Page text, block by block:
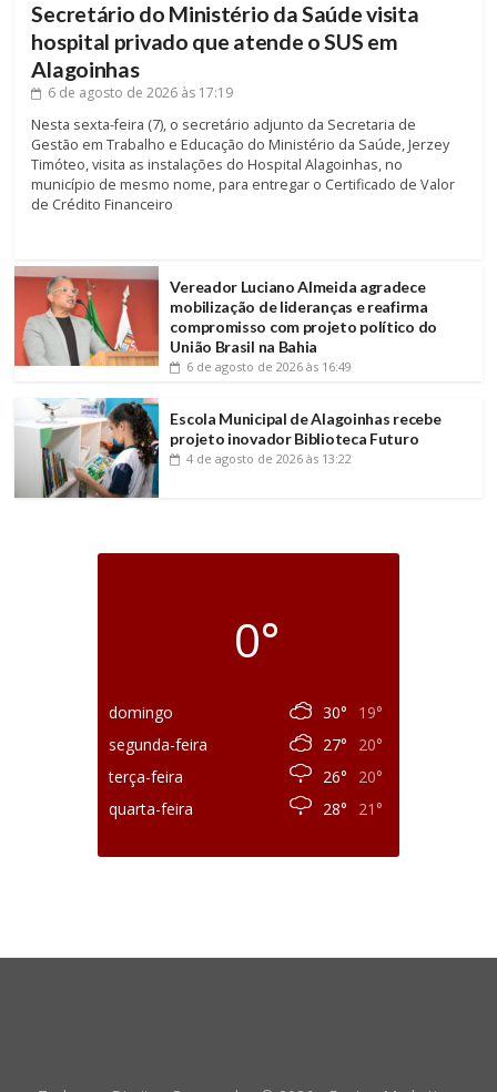
Secretário do Ministério da Saúde visita
hospital privado que atende o SUS em
Alagoinhas
6 de agosto de 2026 às 17:19
Nesta sexta-feira (7), o secretário adjunto da Secretaria de
Gestão em Trabalho e Educação do Ministério da Saúde, Jerzey
Timóteo, visita as instalações do Hospital Alagoinhas, no
município de mesmo nome, para entregar o Certificado de Valor
de Crédito Financeiro
Vereador Luciano Almeida agradece
mobilização de lideranças e reafirma
compromisso com projeto político do
União Brasil na Bahia
6 de agosto de 2026 às 16:49
Escola Municipal de Alagoinhas recebe
projeto inovador Biblioteca Futuro
4 de agosto de 2026 às 13:22
0°
domingo 30°
19°
segunda-feira
27°
20°
terça-feira
26°
20°
quarta-feira
28° 21°